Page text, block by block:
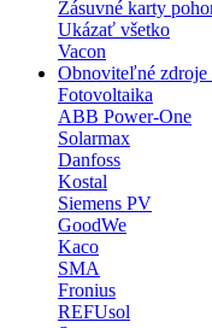
Zásuvné karty
Ukázať všetko
Vacon
Obnoviteľné zdroje
Fotovoltaika
ABB Power-One
Solarmax
Danfoss
Kostal
Siemens PV
GoodWe
Kaco
SMA
Fronius
REFUsol